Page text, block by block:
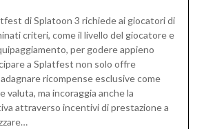
di Splatoon 3 richiede ai giocatori di
criteri, come il livello del giocatore e
per godere appieno
a Splatfest non solo offre
ricompense esclusive come
valuta, ma incoraggia anche la
attraverso incentivi di prestazione a